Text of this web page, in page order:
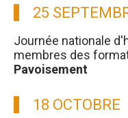
25
Journée nationale
membres des
Pavoisement
18 OCTOBRE